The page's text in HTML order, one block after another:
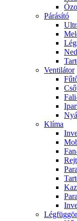
Párásító
Ventilátor
Klíma